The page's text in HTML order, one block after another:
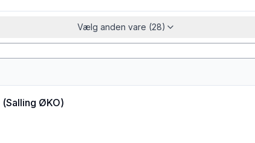
Vælg anden vare (28)
(Salling ØKO)